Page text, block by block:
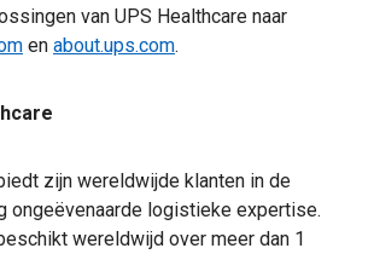
van UPS Healthcare naar
en about.ups.com.
zijn wereldwijde klanten in de
ongeëvenaarde logistieke expertise.
wereldwijd over meer dan 1